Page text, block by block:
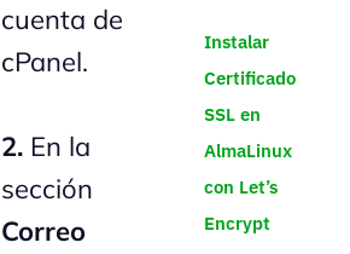
cuenta de
cPanel.
2. En la
sección
Correo
Instalar
Certificado
SSL en
AlmaLinux
con Let’s
Encrypt